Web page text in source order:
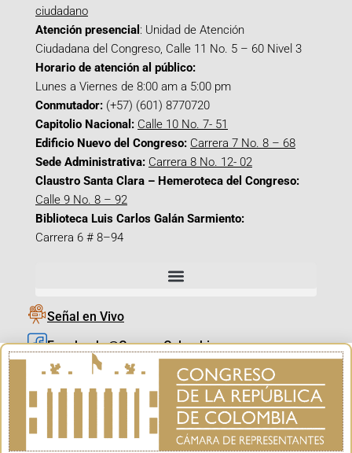
ciudadano
Atención presencial : Unidad de Atención
Ciudadana del Congreso, Calle 11 No. 5 – 60 Nivel 3
Horario de atención al público:
Lunes a Viernes de 8:00 am a 5:00 pm
Conmutador: (+57) (601) 8770720
Capitolio Nacional: Calle 10 No. 7- 51
Edificio Nuevo del Congreso: Carrera 7 No. 8 – 68
Sede Administrativa: Carrera 8 No. 12- 02
Claustro Santa Clara – Hemeroteca del Congreso:
Calle 9 No. 8 – 92
Biblioteca Luis Carlos Galán Sarmiento:
Carrera 6 # 8–94
Señal en Vivo
Facebook_@CamaraColombia
Instagram_@CamaraColombia
X_@CamaraColombia
Youtube_@CamaraColombia